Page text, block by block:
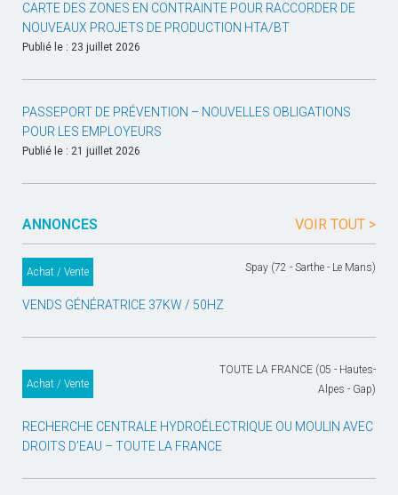
CARTE DES ZONES EN CONTRAINTE POUR RACCORDER DE
NOUVEAUX PROJETS DE PRODUCTION HTA/BT
Publié le : 23 juillet 2026
PASSEPORT DE PRÉVENTION – NOUVELLES OBLIGATIONS
POUR LES EMPLOYEURS
Publié le : 21 juillet 2026
ANNONCES VOIR TOUT >
Achat / Vente Spay (72 - Sarthe - Le Mans)
VENDS GÉNÉRATRICE 37KW / 50HZ
Achat / Vente
TOUTE LA FRANCE (05 - Hautes-
Alpes - Gap)
RECHERCHE CENTRALE HYDROÉLECTRIQUE OU MOULIN AVEC
DROITS D’EAU – TOUTE LA FRANCE